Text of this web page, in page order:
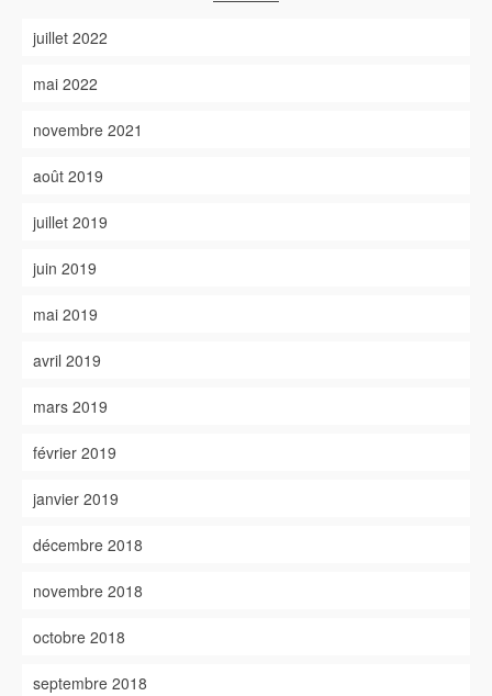
juillet 2022
mai 2022
novembre 2021
août 2019
juillet 2019
juin 2019
mai 2019
avril 2019
mars 2019
février 2019
janvier 2019
décembre 2018
novembre 2018
octobre 2018
septembre 2018